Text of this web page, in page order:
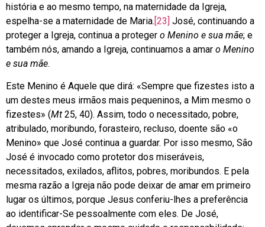
história e ao mesmo tempo, na maternidade da Igreja,
espelha-se a maternidade de Maria.[23] José, continuando a
proteger a Igreja, continua a proteger o Menino e sua mãe; e
também nós, amando a Igreja, continuamos a amar o Menino
e sua mãe.
Este Menino é Aquele que dirá: «Sempre que fizestes isto a
um destes meus irmãos mais pequeninos, a Mim mesmo o
fizestes» (Mt 25, 40). Assim, todo o necessitado, pobre,
atribulado, moribundo, forasteiro, recluso, doente são «o
Menino» que José continua a guardar. Por isso mesmo, São
José é invocado como protetor dos miseráveis,
necessitados, exilados, aflitos, pobres, moribundos. E pela
mesma razão a Igreja não pode deixar de amar em primeiro
lugar os últimos, porque Jesus conferiu-lhes a preferência
ao identificar-Se pessoalmente com eles. De José,